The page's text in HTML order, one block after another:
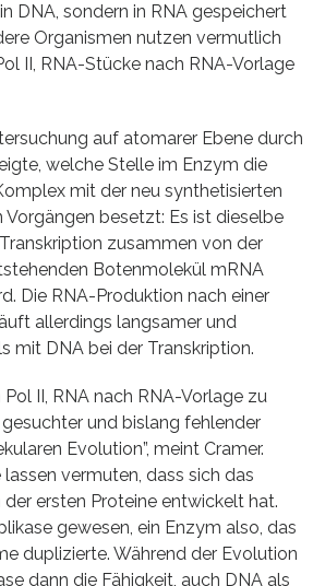
DNA, sondern in RNA gespeichert
Organismen nutzen vermutlich
II, RNA-Stücke nach RNA-Vorlage
auf atomarer Ebene durch
welche Stelle im Enzym die
mit der neu synthetisierten
Vorgängen besetzt: Es ist dieselbe
zusammen von der
Botenmolekül mRNA
Die RNA-Produktion nach einer
allerdings langsamer und
mit DNA bei der Transkription.
Pol II, RNA nach RNA-Vorlage zu
und bislang fehlender
Evolution”, meint Cramer.
lassen vermuten, dass sich das
ersten Proteine entwickelt hat.
gewesen, ein Enzym also, das
duplizierte. Während der Evolution
dann die Fähigkeit, auch DNA als